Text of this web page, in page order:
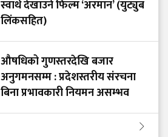
स्वार्थ देखाउने फिल्म ‘अरमान’ (युट्युब
लिंकसहित)
औषधिको गुणस्तरदेखि बजार
अनुगमनसम्म : प्रदेशस्तरीय संरचना
बिना प्रभावकारी नियमन असम्भव